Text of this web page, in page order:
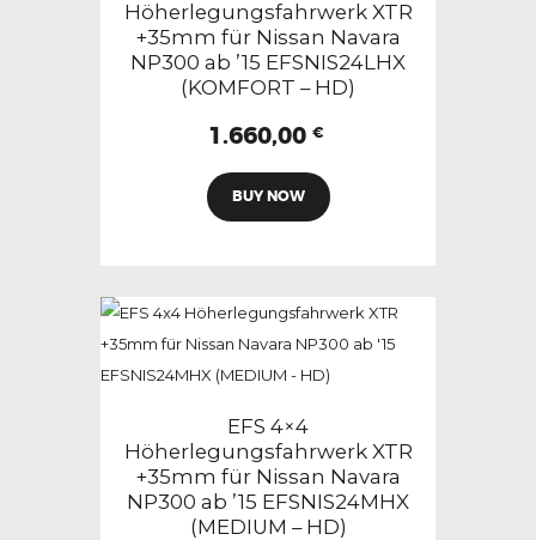
auf
der
Produktseite
gewählt
Höherlegungsfahrwerk XTR
+35mm für Nissan Navara
NP300 ab ’15 EFSNIS24LHX
(KOMFORT – HD)
1.660,00 €
BUY NOW
EFS 4×4
Höherlegungsfahrwerk XTR
+35mm für Nissan Navara
NP300 ab ’15 EFSNIS24MHX
(MEDIUM – HD)